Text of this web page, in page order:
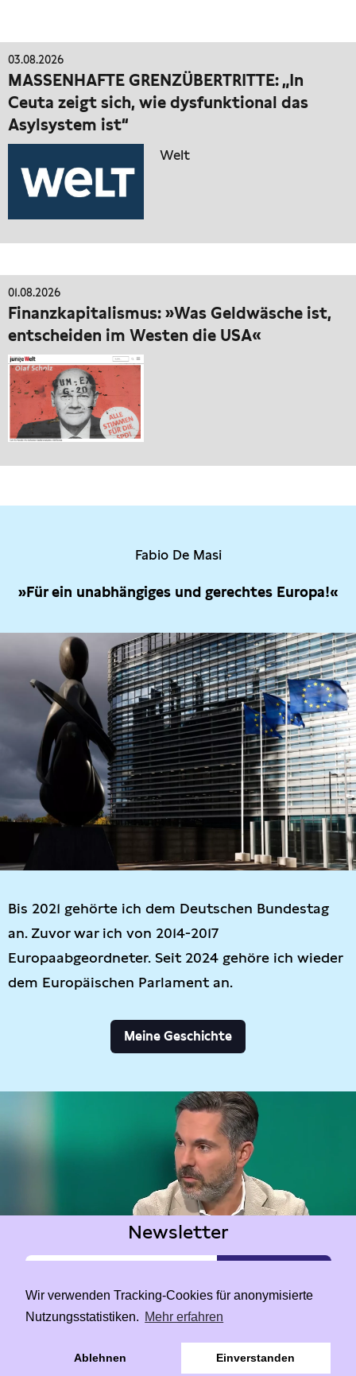
Wir verwenden Tracking-Cookies für anonymisierte
Nutzungsstatistiken. Mehr erfahren
Ablehnen Einverstanden
03.08.2026
MASSENHAFTE GRENZÜBERTRITTE: „In
Ceuta zeigt sich, wie dysfunktional das
Asylsystem ist“
Welt
01.08.2026
Finanzkapitalismus: »Was Geldwäsche ist,
entscheiden im Westen die USA«
Fabio De Masi
»Für ein unabhängiges und gerechtes Europa!«
Bis 2021 gehörte ich dem Deutschen Bundestag
an. Zuvor war ich von 2014-2017
Europaabgeordneter. Seit 2024 gehöre ich wieder
dem Europäischen Parlament an.
Meine Geschichte
Newsletter